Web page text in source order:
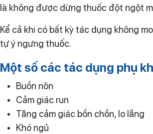
là không được dừng thuốc đột ngột
Kể cả khi có bất kỳ tác dụng không
tự ý ngưng thuốc.
Một số các tác dụng phụ
Buồn nôn
Cảm giác run
Tăng cảm giác bồn chồn, lo lắng
Khó ngủ